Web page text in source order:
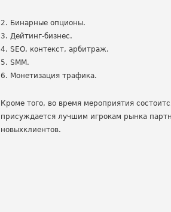
2. Бинарные опционы.
3. Дейтинг-бизнес.
4. SEO, контекст, арбитраж.
5. SMM.
6. Монетизация трафика.
Кроме того, во время мероприятия
присуждается лучшим игрокам рынка
новыхклиентов.